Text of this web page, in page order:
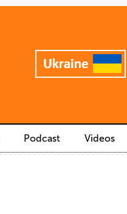
Podcast Videos